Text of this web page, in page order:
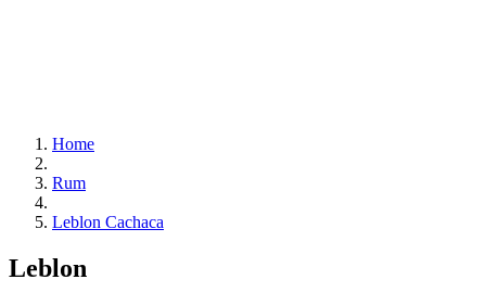
Home
Rum
Leblon Cachaca
Leblon